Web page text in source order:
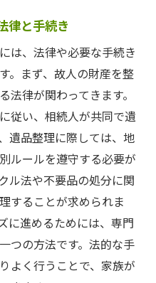
の進め方
るよくある質問:プロ
はどれくらい？
ように決まる？
が適切か？
い方の提案
品整理の必要性
ービスの選び方
谷市・新座市での新た
律と手続き
は、法律や必要な手続き
。まず、故人の財産を整
律が関わってきます。
従い、相続人が共同で遺
遺品整理に際しては、地
ルールを遵守する必要が
ル法や不要品の処分に関
することが求められま
に進めるためには、専門
つの方法です。法的な手
よく行うことで、家族が